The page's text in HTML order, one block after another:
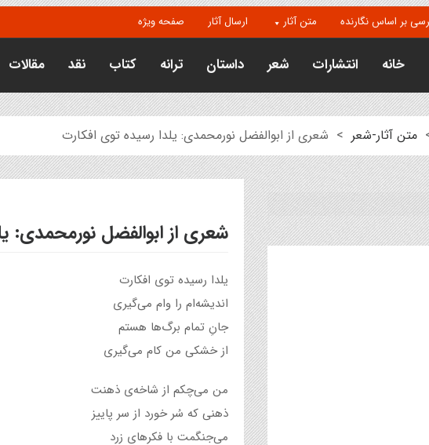
بر اساس نگارنده متن آثار ارسال آثار صفحه ویژه
خانه انتشارات شعر داستان ترانه کتاب نقد مقالات
متن آثار-شعر > شعری از ابوالفضل نورمحمدی: یلدا رسیده توی افکارت
شعری از ابوالفضل نورمحمدی:
یلدا رسیده توی افکارت
اندیشه‌ام را وام می‌گیری
جانِ تمام برگ‌ها هستم
از خشکی من کام می‌گیری
من می‌چکم از شاخه‌ی ذهنت
ذهنی که سُر خورد از سر پاییز
می‌جنگمت با فکرهای زرد